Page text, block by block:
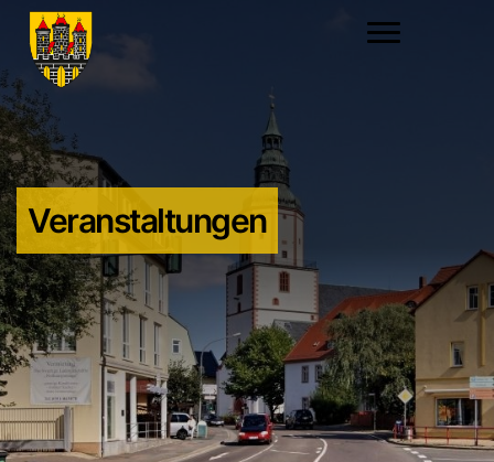
Veranstaltungen